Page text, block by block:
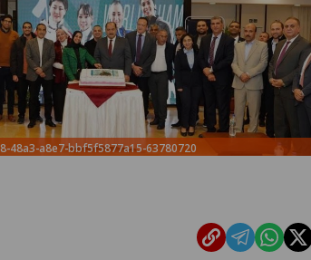
63780720-d248-48a3-a8e7-bbf5f5877a15